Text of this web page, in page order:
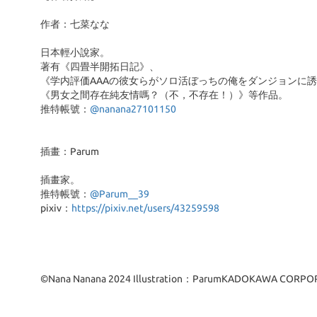
作者：七菜なな
日本輕小說家。
著有《四畳半開拓日記》、
《学内評価AAAの彼女らがソロ活ぼっちの俺をダンジョンに誘
《男女之間存在純友情嗎？（不，不存在！）》等作品。
推特帳號： @nanana27101150
插畫：Parum
插畫家。
推特帳號： @Parum__39
pixiv： https://pixiv.net/users/43259598
©Nana Nanana 2024 Illustration：ParumKADOKAWA